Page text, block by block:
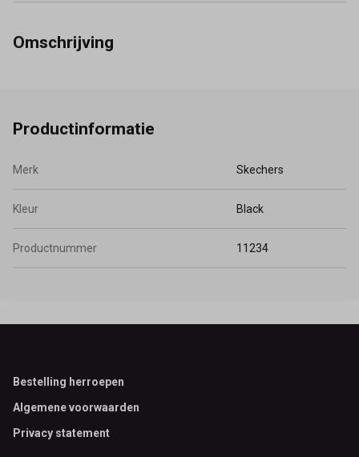
Omschrijving
Productinformatie
Merk Skechers
Kleur Black
Productnummer 11234
Footer
Bestelling herroepen
Algemene voorwaarden
Privacy statement